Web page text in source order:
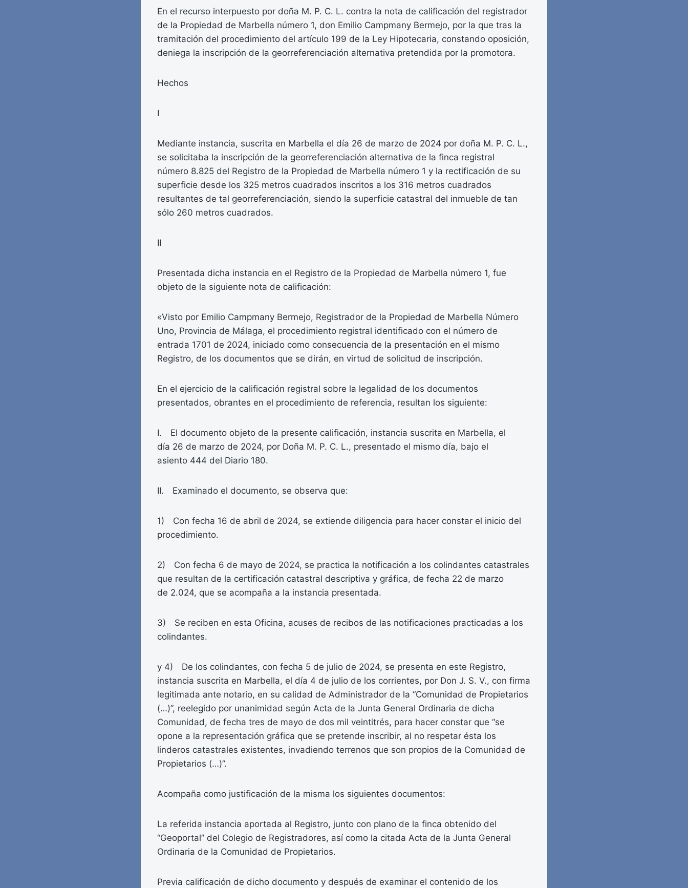
En el recurso interpuesto por doña M. P. C. L. contra la nota de calificación del registrador
de la Propiedad de Marbella número 1, don Emilio Campmany Bermejo, por la que tras la
tramitación del procedimiento del artículo 199 de la Ley Hipotecaria, constando oposición,
deniega la inscripción de la georreferenciación alternativa pretendida por la promotora.
Hechos
I
Mediante instancia, suscrita en Marbella el día 26 de marzo de 2024 por doña M. P. C. L.,
se solicitaba la inscripción de la georreferenciación alternativa de la finca registral
número 8.825 del Registro de la Propiedad de Marbella número 1 y la rectificación de su
superficie desde los 325 metros cuadrados inscritos a los 316 metros cuadrados
resultantes de tal georreferenciación, siendo la superficie catastral del inmueble de tan
sólo 260 metros cuadrados.
II
Presentada dicha instancia en el Registro de la Propiedad de Marbella número 1, fue
objeto de la siguiente nota de calificación:
«Visto por Emilio Campmany Bermejo, Registrador de la Propiedad de Marbella Número
Uno, Provincia de Málaga, el procedimiento registral identificado con el número de
entrada 1701 de 2024, iniciado como consecuencia de la presentación en el mismo
Registro, de los documentos que se dirán, en virtud de solicitud de inscripción.
En el ejercicio de la calificación registral sobre la legalidad de los documentos
presentados, obrantes en el procedimiento de referencia, resultan los siguiente:
I. El documento objeto de la presente calificación, instancia suscrita en Marbella, el
día 26 de marzo de 2024, por Doña M. P. C. L., presentado el mismo día, bajo el
asiento 444 del Diario 180.
II. Examinado el documento, se observa que:
1) Con fecha 16 de abril de 2024, se extiende diligencia para hacer constar el inicio del
procedimiento.
2) Con fecha 6 de mayo de 2024, se practica la notificación a los colindantes catastrales
que resultan de la certificación catastral descriptiva y gráfica, de fecha 22 de marzo
de 2.024, que se acompaña a la instancia presentada.
3) Se reciben en esta Oficina, acuses de recibos de las notificaciones practicadas a los
colindantes.
y 4) De los colindantes, con fecha 5 de julio de 2024, se presenta en este Registro,
instancia suscrita en Marbella, el día 4 de julio de los corrientes, por Don J. S. V., con firma
legitimada ante notario, en su calidad de Administrador de la “Comunidad de Propietarios
(…)”, reelegido por unanimidad según Acta de la Junta General Ordinaria de dicha
Comunidad, de fecha tres de mayo de dos mil veintitrés, para hacer constar que “se
opone a la representación gráfica que se pretende inscribir, al no respetar ésta los
linderos catastrales existentes, invadiendo terrenos que son propios de la Comunidad de
Propietarios (…)”.
Acompaña como justificación de la misma los siguientes documentos:
La referida instancia aportada al Registro, junto con plano de la finca obtenido del
“Geoportal” del Colegio de Registradores, así como la citada Acta de la Junta General
Ordinaria de la Comunidad de Propietarios.
Previa calificación de dicho documento y después de examinar el contenido de los